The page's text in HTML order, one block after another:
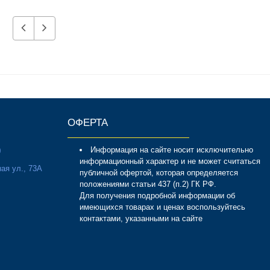
ул., 73А
ОФЕРТА
Информация на сайте носит исключительно
информационный характер и не может считаться
публичной офертой, которая определяется
положениями статьи 437 (п.2) ГК РФ.
Для получения подробной информации об
имеющихся товарах и ценах воспользуйтесь
контактами, указанными на сайте